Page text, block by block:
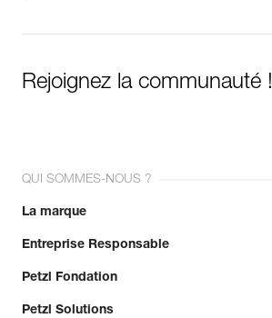
Rejoignez la communauté !
QUI SOMMES-NOUS ?
La marque
Entreprise Responsable
Petzl Fondation
Petzl Solutions